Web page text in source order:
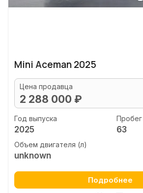
Mini Aceman 2025
Цена продавца
2 288 000 ₽
Год выпуска
2025
Пробег
63
Объем двигателя (л)
unknown
Подробнее